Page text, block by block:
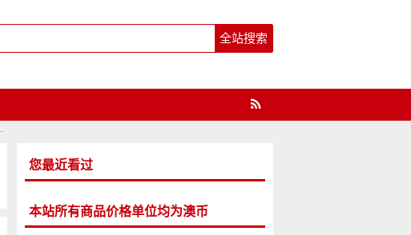
您最近看过
本站所有商品价格单位均为澳币